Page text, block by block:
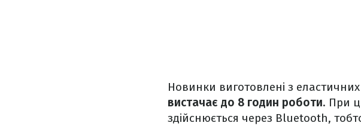
Новинки виготовлені з
вистачає до 8 годин роботи. При
здійснюється через Bluetooth,